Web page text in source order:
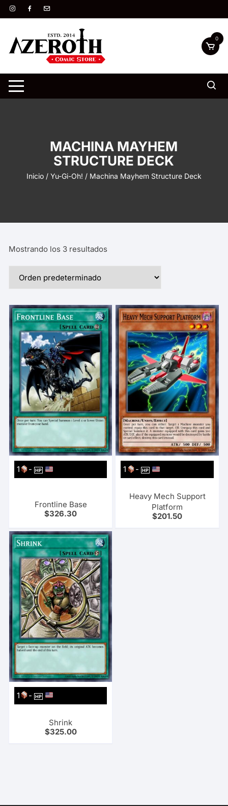
Saltar
al
0
MACHINA MAYHEM
STRUCTURE DECK
Inicio/ Yu-Gi-Oh! / Machina Mayhem Structure Deck
Mostrando los 3 resultados
1 -HP
Frontline Base
$326.30
1 - HP
Heavy Mech Support
Platform
$201.50
1 -HP
Shrink
$325.00